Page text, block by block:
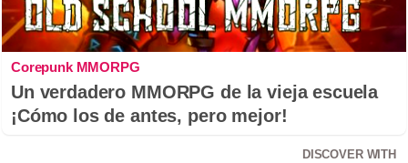
Corepunk MMORPG
Un verdadero MMORPG de la vieja escuela
¡Cómo los de antes, pero mejor!
DISCOVER WITH